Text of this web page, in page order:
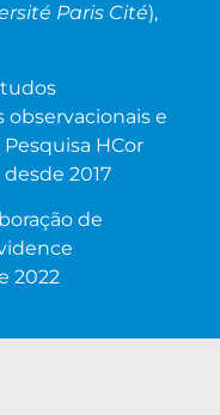
Paris Cité),
e
HCor
desde 2017
de
2022